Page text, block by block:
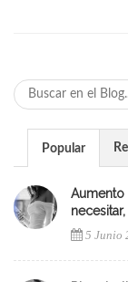
Popular
5 Junio